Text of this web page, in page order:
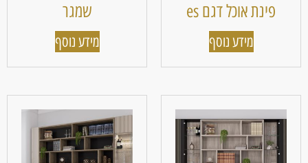
פינת אוכל דגם es
מידע נוסף
שמגר
מידע נוסף